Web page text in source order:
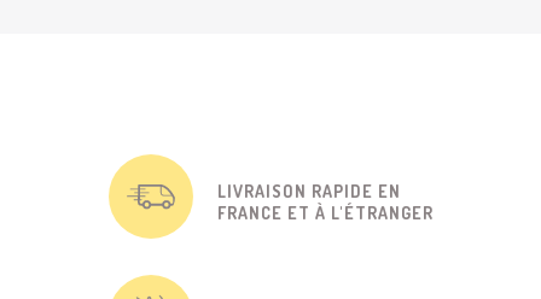
LIVRAISON RAPIDE EN
FRANCE ET À L'ÉTRANGER